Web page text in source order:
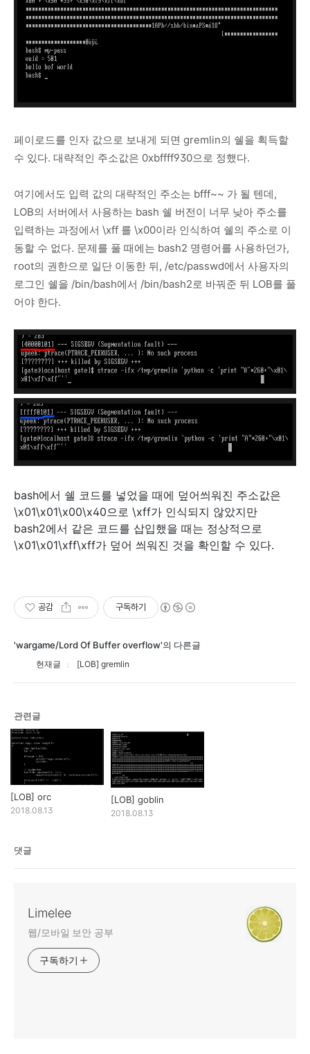
페이로드를 인자 값으로 보내게 되면 gremlin의 쉘을 획득할
수 있다. 대략적인 주소값은 0xbffff930으로 정했다.
여기에서도 입력 값의 대략적인 주소는 bfff~~ 가 될 텐데,
LOB의 서버에서 사용하는 bash 쉘 버전이 너무 낮아 주소를
입력하는 과정에서 \xff 를 \x00이라 인식하여 쉘의 주소로 이
동할 수 없다. 문제를 풀 때에는 bash2 명령어를 사용하던가,
root의 권한으로 일단 이동한 뒤, /etc/passwd에서 사용자의
로그인 쉘을 /bin/bash에서 /bin/bash2로 바꿔준 뒤 LOB를 풀
어야 한다.
bash에서 쉘 코드를 넣었을 때에 덮어씌워진 주소값은
\x01\x01\x00\x40으로 \xff가 인식되지 않았지만
bash2에서 같은 코드를 삽입했을 때는 정상적으로
\x01\x01\xff\xff가 덮어 씌워진 것을 확인할 수 있다.
공감 구독하기
'wargame/Lord Of Buffer overflow'의 다른글
현재글 [LOB] gremlin
관련글
[LOB] orc
2018.08.13
[LOB] goblin
2018.08.13
댓글
Limelee
웹/모바일 보안 공부
구독하기